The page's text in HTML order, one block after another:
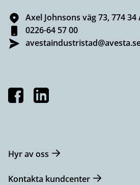
Axel Johnsons väg 73, 774 34
0226-64 57 00
Hyr av oss
Kontakta kundcenter